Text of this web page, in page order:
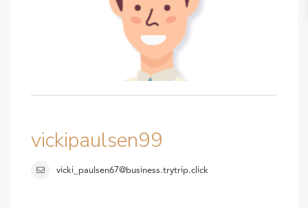
vickipaulsen99
vicki_paulsen67@business.trytrip.click